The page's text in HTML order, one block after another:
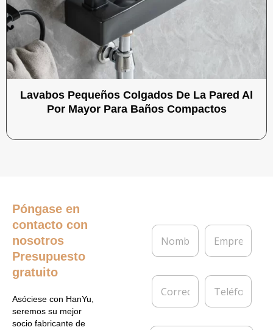
Lavabos Pequeños Colgados De La Pared Al
Por Mayor Para Baños Compactos
Póngase en
contacto con
nosotros
Presupuesto
gratuito
Asóciese con HanYu,
seremos su mejor
socio fabricante de
N
m
r
E
p
e
C
r
e
T
l
f